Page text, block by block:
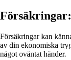
Försäkringar kan
av din ekonomiska
något oväntat händer.